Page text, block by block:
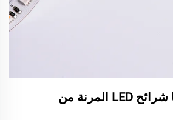
المزايا التي يقدمها شرائح LED المرنة من